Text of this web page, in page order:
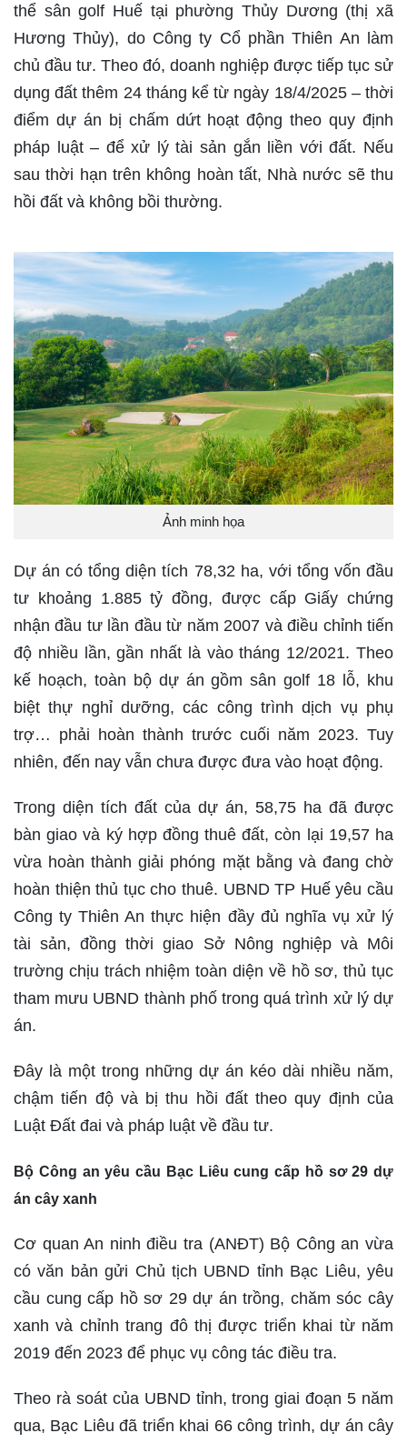
thể sân golf Huế tại phường Thủy Dương (thị xã
Hương Thủy), do Công ty Cổ phần Thiên An làm
chủ đầu tư. Theo đó, doanh nghiệp được tiếp tục sử
dụng đất thêm 24 tháng kể từ ngày 18/4/2025 – thời
điểm dự án bị chấm dứt hoạt động theo quy định
pháp luật – để xử lý tài sản gắn liền với đất. Nếu
sau thời hạn trên không hoàn tất, Nhà nước sẽ thu
hồi đất và không bồi thường.
Ảnh minh họa
Dự án có tổng diện tích 78,32 ha, với tổng vốn đầu
tư khoảng 1.885 tỷ đồng, được cấp Giấy chứng
nhận đầu tư lần đầu từ năm 2007 và điều chỉnh tiến
độ nhiều lần, gần nhất là vào tháng 12/2021. Theo
kế hoạch, toàn bộ dự án gồm sân golf 18 lỗ, khu
biệt thự nghỉ dưỡng, các công trình dịch vụ phụ
trợ… phải hoàn thành trước cuối năm 2023. Tuy
nhiên, đến nay vẫn chưa được đưa vào hoạt động.
Trong diện tích đất của dự án, 58,75 ha đã được
bàn giao và ký hợp đồng thuê đất, còn lại 19,57 ha
vừa hoàn thành giải phóng mặt bằng và đang chờ
hoàn thiện thủ tục cho thuê. UBND TP Huế yêu cầu
Công ty Thiên An thực hiện đầy đủ nghĩa vụ xử lý
tài sản, đồng thời giao Sở Nông nghiệp và Môi
trường chịu trách nhiệm toàn diện về hồ sơ, thủ tục
tham mưu UBND thành phố trong quá trình xử lý dự
án.
Đây là một trong những dự án kéo dài nhiều năm,
chậm tiến độ và bị thu hồi đất theo quy định của
Luật Đất đai và pháp luật về đầu tư.
Bộ Công an yêu cầu Bạc Liêu cung cấp hồ sơ 29 dự
án cây xanh
Cơ quan An ninh điều tra (ANĐT) Bộ Công an vừa
có văn bản gửi Chủ tịch UBND tỉnh Bạc Liêu, yêu
cầu cung cấp hồ sơ 29 dự án trồng, chăm sóc cây
xanh và chỉnh trang đô thị được triển khai từ năm
2019 đến 2023 để phục vụ công tác điều tra.
Theo rà soát của UBND tỉnh, trong giai đoạn 5 năm
qua, Bạc Liêu đã triển khai 66 công trình, dự án cây